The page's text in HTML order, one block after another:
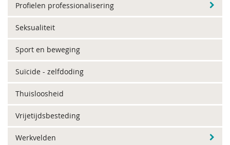
Profielen professionalisering
Seksualiteit
Sport en beweging
Suïcide - zelfdoding
Thuisloosheid
Vrijetijdsbesteding
Werkvelden